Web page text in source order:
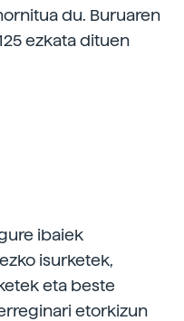
du. Buruaren
ezkata dituen
ibaiek
isurketek,
eta beste
etorkizun